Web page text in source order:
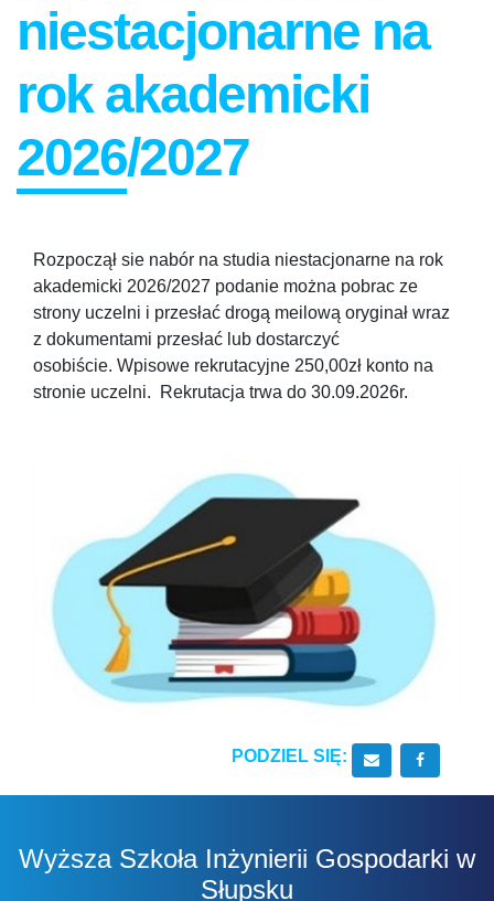
niestacjonarne na
rok akademicki
2026/2027
Rozpoczął sie nabór na studia niestacjonarne na rok
akademicki 2026/2027 podanie można pobrac ze
strony uczelni i przesłać drogą meilową oryginał wraz
z dokumentami przesłać lub dostarczyć
osobiście. Wpisowe rekrutacyjne 250,00zł konto na
stronie uczelni. Rekrutacja trwa do 30.09.2026r.
PODZIEL SIĘ: Wyślij email do
Wyższa Szkoła Inżynierii Gospodarki w
Słupsku